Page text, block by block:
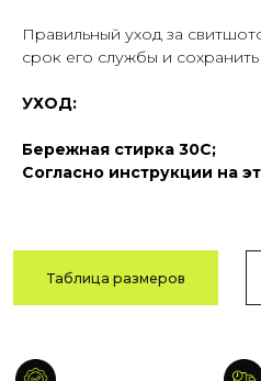
Правильный уход за
срок его службы и
УХОД:
Бережная стирка 30C;
Согласно инструкции на
Гарантия
качества
Быстрая
доставка
и
14 дней
Сотни отзывов
в соцсетях